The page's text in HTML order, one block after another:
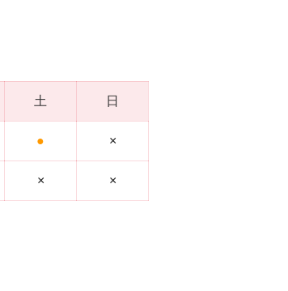
土 日
● ×
× ×